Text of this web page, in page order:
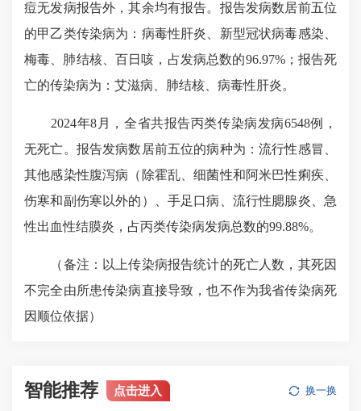
痘无发病报告外，其余均有报告。报告发病数居前五位
的甲乙类传染病为：病毒性肝炎、新型冠状病毒感染、
梅毒、肺结核、百日咳，占发病总数的96.97%；报告死
亡的传染病为：艾滋病、肺结核、病毒性肝炎。
2024年8月，全省共报告丙类传染病发病6548例，
无死亡。报告发病数居前五位的病种为：流行性感冒、
其他感染性腹泻病（除霍乱、细菌性和阿米巴性痢疾、
伤寒和副伤寒以外的）、手足口病、流行性腮腺炎、急
性出血性结膜炎，占丙类传染病发病总数的99.88%。
（备注：以上传染病报告统计的死亡人数，其死因
不完全由所患传染病直接导致，也不作为我省传染病死
因顺位依据）
智能推荐 点击进入 换一换